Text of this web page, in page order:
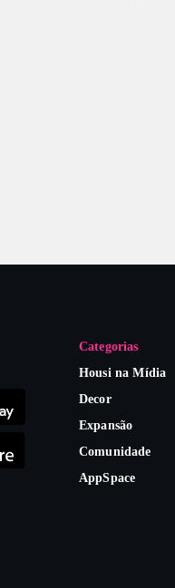
Categorias
Housi na Mídia
Decor
Expansão
Comunidade
AppSpace